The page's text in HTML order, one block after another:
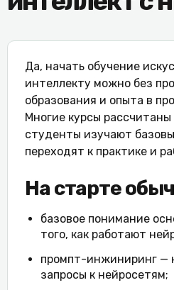
Да, начать обучение
интеллекту можно без
образования и опыта в
Многие курсы рассчитаны
студенты изучают
переходят к практике и
На старте
базовое понимание
того, как работают
промпт-инжиниринг —
запросы к нейросетям;